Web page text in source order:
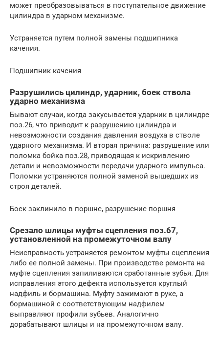
может преобразовываться в поступательное движение
цилиндра в ударном механизме.
Устраняется путем полной замены подшипника
качения.
Подшипник качения
Разрушились цилиндр, ударник, боек ствола
ударно механизма
Бывают случаи, когда закусывается ударник в цилиндре
поз.26, что приводит к разрушению цилиндра и
невозможности создания давления воздуха в стволе
ударного механизма. И вторая причина: разрушение или
поломка бойка поз.28, приводящая к искривлению
детали и невозможности передачи ударного импульса.
Поломки устраняются полной заменой вышедших из
строя деталей.
Боек заклинило в поршне, разрушение поршня
Срезало шлицы муфты сцепления поз.67,
установленной на промежуточном валу
Неисправность устраняется ремонтом муфты сцепления
либо ее полной замены. При производстве ремонта на
муфте сцепления запиливаются сработанные зубья. Для
исправления этого дефекта используется круглый
надфиль и бормашина. Муфту зажимают в руке, а
бормашиной с соответствующим надфилем
выправляют профили зубьев. Аналогично
дорабатывают шлицы и на промежуточном валу.